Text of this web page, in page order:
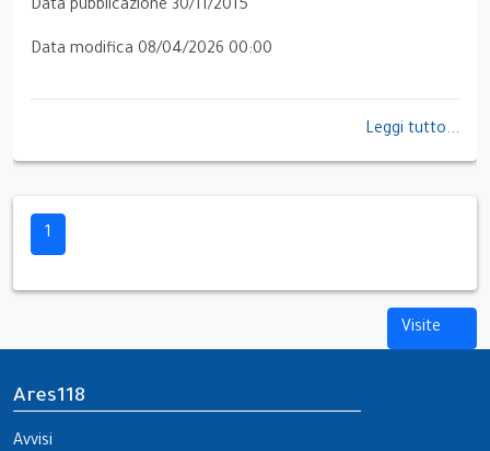
Data pubblicazione 30/11/2015
Data modifica 08/04/2026 00:00
Leggi tutto...
1
Visite
Ares118
Avvisi